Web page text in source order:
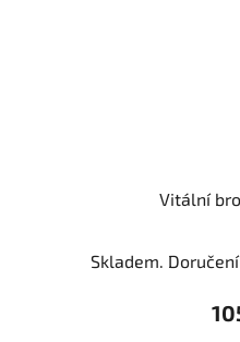
Vitální
Skladem.